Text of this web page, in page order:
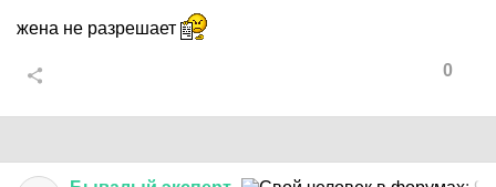
жена не разрешает
0